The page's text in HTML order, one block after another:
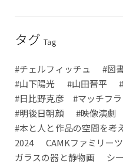
タグTag
#チェルフィッチュ #図
#山下陽光
#山田晋平
#日比野克彦 #マッチフ
#明後日朝顔
#映像演劇
#本と人と作品の空間を考
2024
CAMKファミリー
ガラスの器と静物画
シ